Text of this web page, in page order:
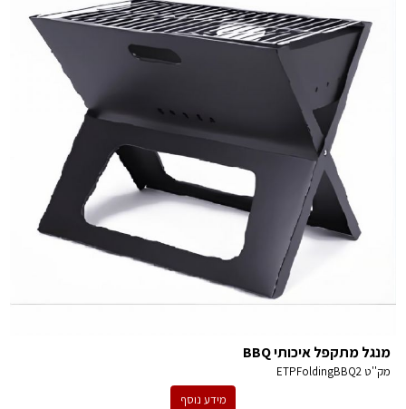
מנגל מתקפל איכותי BBQ
מק''טETPFoldingBBQ2
מידע נוסף